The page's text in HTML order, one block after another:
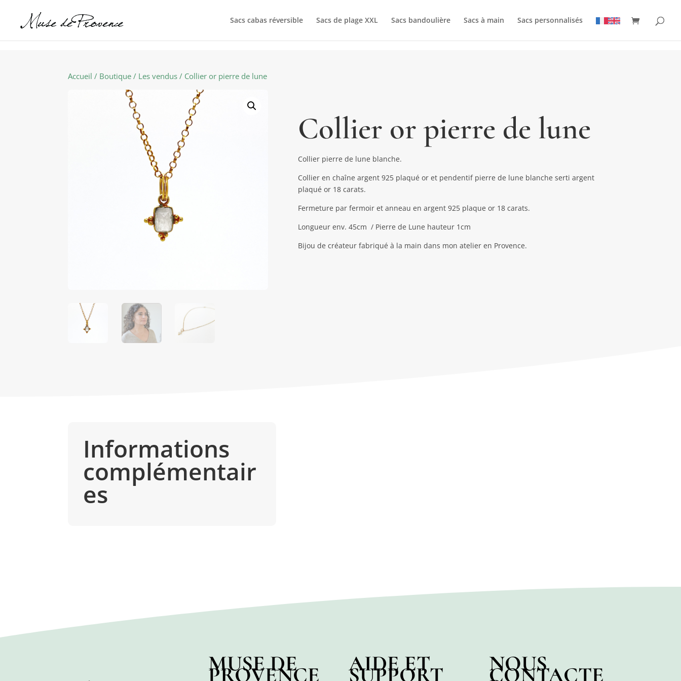
Sacs cabas réversible Sacs de plage XXL Sacs bandoulière Sacs à main Sacs personnalisés
Accueil / Boutique / Les vendus / Collier or pierre de lune
Collier or pierre de lune
Collier pierre de lune blanche.
Collier en chaîne argent 925 plaqué or et pendentif pierre de lune blanche serti argent
plaqué or 18 carats.
Fermeture par fermoir et anneau en argent 925 plaque or 18 carats.
Longueur env. 45cm / Pierre de Lune hauteur 1cm
Bijou de créateur fabriqué à la main dans mon atelier en Provence.
Informations
complémentair
es
MUSE DE
PROVENCE AIDE ET
SUPPORT NOUS
CONTACTE